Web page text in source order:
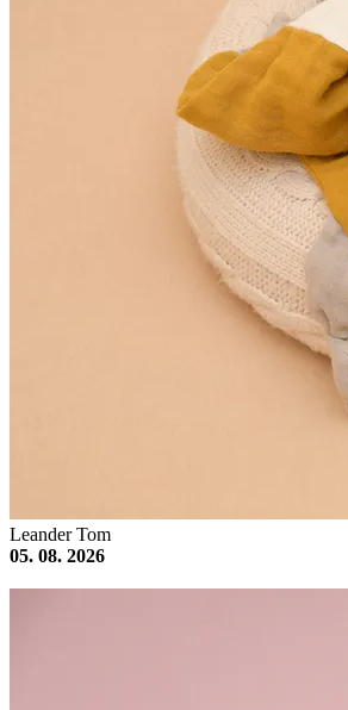
Leander Tom
05. 08. 2026